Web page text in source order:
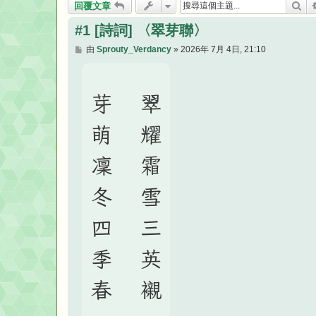
回覆文章
#1 [詩詞] 〈翠芽聯〉
文
由 Sprouty_Verdancy» 2026年 7月 4日, 21:10
翠 耀 霜 雪 三 英 襯
芽 萌 凜 冬 四 季 春